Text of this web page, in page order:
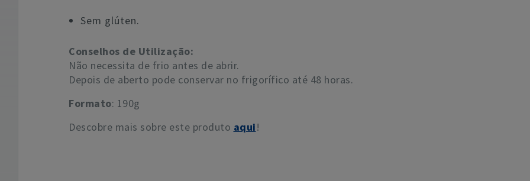
Sem glúten.
Conselhos de Utilização:
Não necessita de frio antes de abrir.
Depois de aberto pode conservar no frigorífico até 48 horas.
Formato: 190g
Descobre mais sobre este produto aqui!